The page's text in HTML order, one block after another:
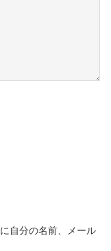
自分の名前、メール